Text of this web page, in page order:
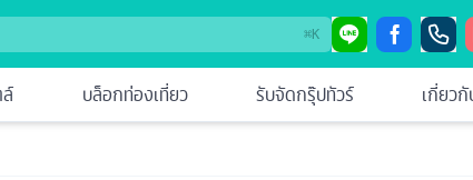
⌘K
บล็อกท่องเที่ยว รับจัดกรุ๊ปทัวร์ เกี่ยวกั